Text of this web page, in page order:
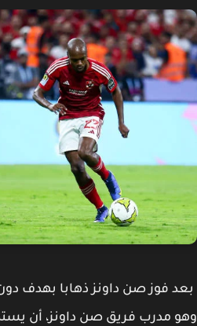
فوز صن داونز ذهابا بهدف دون
مدرب فريق صن داونز، أن